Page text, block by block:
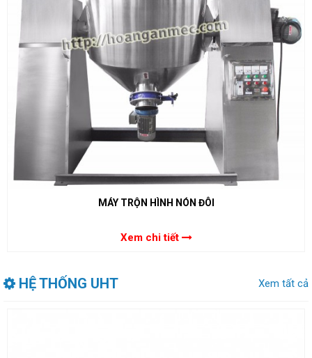
MÁY TRỘN HÌNH NÓN ĐÔI
Xem chi tiết
HỆ THỐNG UHT Xem tất cả